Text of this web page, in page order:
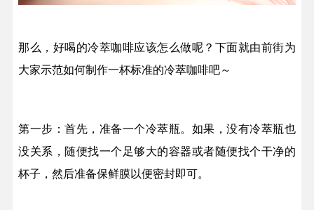
那么，好喝的冷萃咖啡应该怎么做呢？下面就由前街为
大家示范如何制作一杯标准的冷萃咖啡吧～
第一步：首先，准备一个冷萃瓶。如果，没有冷萃瓶也
没关系，随便找一个足够大的容器或者随便找个干净的
杯子，然后准备保鲜膜以便密封即可。